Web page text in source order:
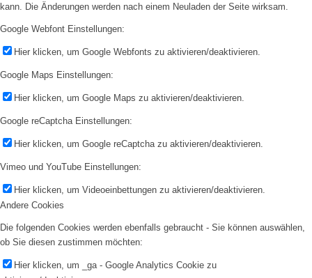
kann. Die Änderungen werden nach einem Neuladen der Seite wirksam.
Google Webfont Einstellungen:
Hier klicken, um Google Webfonts zu aktivieren/deaktivieren.
Google Maps Einstellungen:
Hier klicken, um Google Maps zu aktivieren/deaktivieren.
Google reCaptcha Einstellungen:
Hier klicken, um Google reCaptcha zu aktivieren/deaktivieren.
Vimeo und YouTube Einstellungen:
Hier klicken, um Videoeinbettungen zu aktivieren/deaktivieren.
Andere Cookies
Die folgenden Cookies werden ebenfalls gebraucht - Sie können auswählen,
ob Sie diesen zustimmen möchten:
Hier klicken, um _ga - Google Analytics Cookie zu